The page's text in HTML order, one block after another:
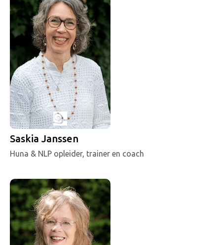
Saskia Janssen
Huna & NLP opleider, trainer en coach